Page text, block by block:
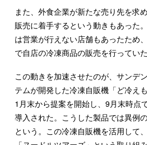
また、外食企業が新たな売り先を求
販売に着手するという動きもあった
は営業が行えない店舗もあったため
で自店の冷凍商品の販売を行っていた
この動きを加速させたのが、サンデ
テムが開発した冷凍自販機「ど冷え
1月末から提案を開始し、9月末時点
導入された。こうした製品では異例
という。この冷凍自販機を活用して